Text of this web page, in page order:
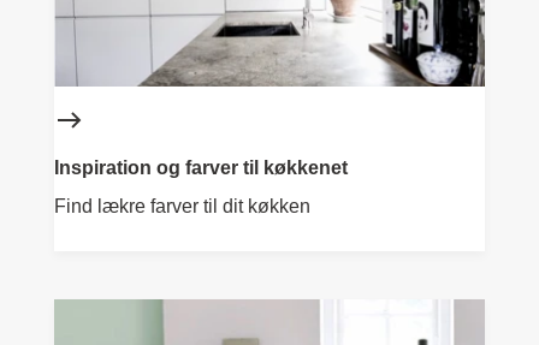
Inspiration og farver til køkkenet
Find lækre farver til dit køkken